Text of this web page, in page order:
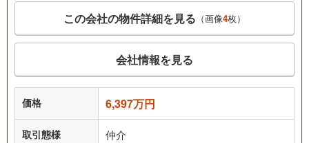
この会社の物件詳細を見る （画像4枚）
会社情報を見る
価格 6,397万円
取引態様 仲介